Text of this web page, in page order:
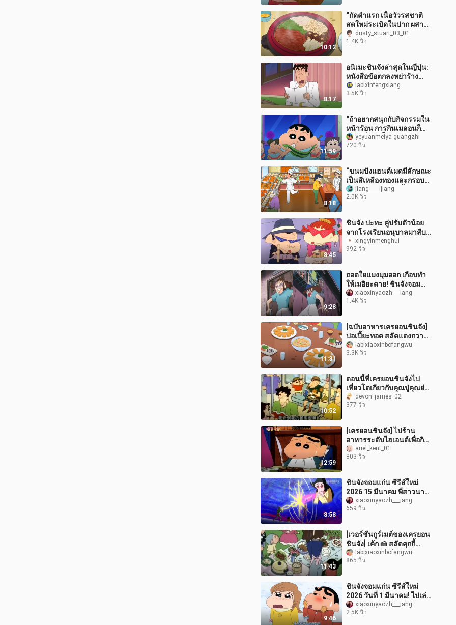
10:12
“กัดคำแรก เนื้อวัวรสชาติ
สดใหม่ระเบิดในปาก ผสาน
กับซอสหวานกลมกล่อมและ
ผักสดใหม่ นี่แหละคือเสน่ห์
dusty_stuart_03_01
1.4K วิว
8:17
อนิเมะชินจังล่าสุดในญี่ปุ่น:
หนังสือข้อตกลงหย่าร้าง
กลางดึกทำให้ฮิโรชิโนฮาระ
ถึงกับแตกตื่น!
labixinfengxiang
3.5K วิว
11:59
“ถ้าอยากสนุกกับกิจกรรมใน
หน้าร้อน การกินเมลอนก็
เป็นหนึ่งในนั้น รสชาติ
หวานๆ จะกระจายไปทั่ว
yeyuanmeiya-guangzhi
720 วิว
8:18
“ขนมปังแฮนด์เมดมีลักษณะ
เป็นสีเหลืองทองและกรอบ
เปลือกกรอบ และเนื้อ
ขนมปังนุ่มละมุน แต่ละชั้น
jiang____ijiang
2.0K วิว
8:45
ชินจัง ปะทะ คู่ปรับตัวน้อย
จากโรงเรียนอนุบาลมาสืบ
ข่าวแล้วนะ
xingyinmenghui
992 วิว
9:28
ถอดใยแมงมุมออก เกือบทำ
ให้เมอิยะตาย! ชินจังจอม
แก่นxiaoxinyaozh___iang
1.4K วิว
11:31
[ฉบับอาหารเครยอนชินจัง]
ปอเปี๊ยะทอด สลัดแตงกวา
และแครอทเย็น หมูสับเป็น
มื้อเที่ยง และเอแคลร์เป็น
labixiaoxinbofangwu
3.3K วิว
10:52
ตอนนี้ที่เครยอนชินจังไป
เที่ยวโตเกียวกับคุณปู่คุณย่า
ของเขาสุดยอดมาก!
devon_james_02
377 วิว
12:59
[เครยอนชินจัง] ไปร้าน
อาหารระดับไฮเอนด์เพื่อกิน
สเต็กและพาสต้าสุดหรูของ
คุณมัตสึซากะล้มเหลวอีก
ariel_kent_01
803 วิว
8:58
ชินจังจอมแก่น ซีรีส์ใหม่
2026 15 มีนาคม พี่สาวนา
นาโกะปะทะฮีโร่ไดนามิก
แมน!
xiaoxinyaozh___iang
659 วิว
11:43
[เวอร์ชั่นกูร์เมต์ของเครยอน
ชินจัง] เค้ก 🍰 สลัดคุกกี้
ช็อกโกแลต 🥗 แซนด์วิช
ขาไก่ทอด 🥪 ปาร์ตี้เคบับจัด
labixiaoxinbofangwu
865 วิว
9:46
ชินจังจอมแก่น ซีรีส์ใหม่
2026 วันที่ 1 มีนาคม! ไปเล่น
หิมะกับน้องสาวตัวน้อยสุด
น่ารัก “ไซจัง” กันเถอะ!
xiaoxinyaozh___iang
2.5K วิว